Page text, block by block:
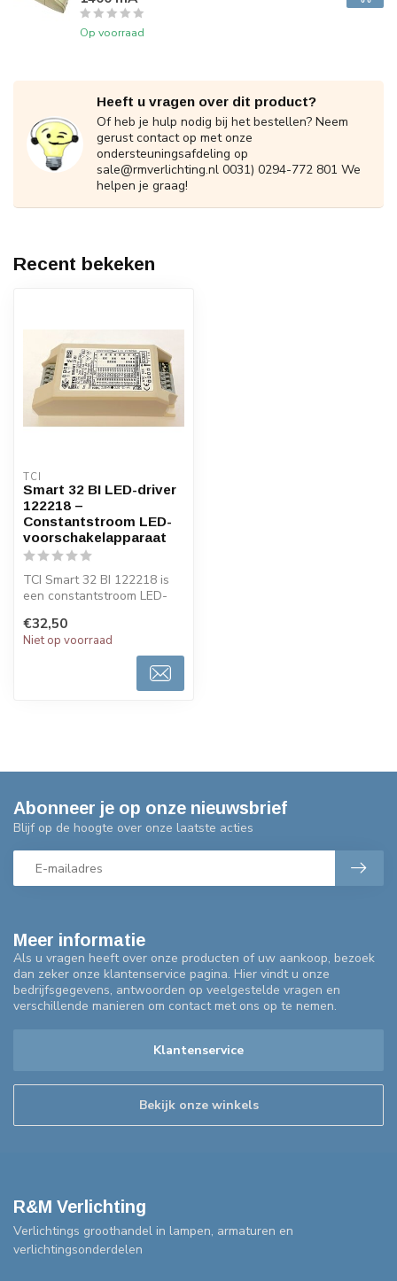
Op voorraad
Heeft u vragen over dit product?
Of heb je hulp nodig bij het bestellen? Neem
gerust contact op met onze
ondersteuningsafdeling op
sale@rmverlichting.nl 0031) 0294-772 801 We
helpen je graag!
Recent bekeken
TCI
Smart 32 BI LED-driver
122218 –
Constantstroom LED-
voorschakelapparaat
TCI Smart 32 BI 122218 is
een constantstroom LED-
instelb...
€32,50
Niet op voorraad
Meer informatie
Als u vragen heeft over onze producten of uw aankoop, bezoek
dan zeker onze klantenservice pagina. Hier vindt u onze
bedrijfsgegevens, antwoorden op veelgestelde vragen en
verschillende manieren om contact met ons op te nemen.
Klantenservice
Bekijk onze winkels
Abonneer je op onze nieuwsbrief
Blijf op de hoogte over onze laatste acties
R&M Verlichting
Verlichtings groothandel in lampen, armaturen en
verlichtingsonderdelen